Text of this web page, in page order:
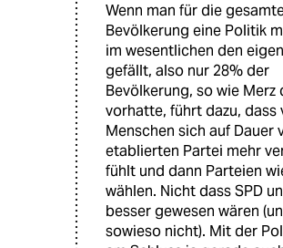
Wenn man für die
Bevölkerung eine Politik
im wesentlichen den
gefällt, also nur 28% der
Bevölkerung, so wie Merz
vorhatte, führt dazu, dass
Menschen sich auf Dauer
etablierten Partei mehr
fühlt und dann Parteien
wählen. Nicht dass SPD
besser gewesen wären
sowieso nicht). Mit der